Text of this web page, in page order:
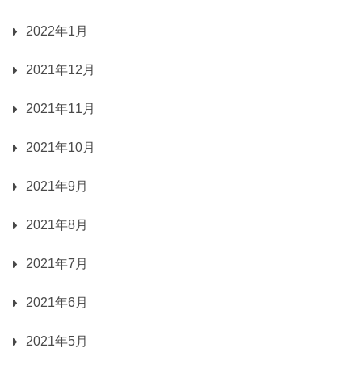
2022年1月
2021年12月
2021年11月
2021年10月
2021年9月
2021年8月
2021年7月
2021年6月
2021年5月